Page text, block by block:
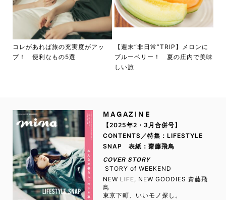
コレがあれば旅の充実度がアッ
プ！ 便利なもの5選
【週末“非日常”TRIP】メロンに
ブルーベリー！ 夏の庄内で美味
しい旅
MAGAZINE
【2025年2・3月合併号】
CONTENTS／特集：LIFESTYLE
SNAP 表紙：齋藤飛鳥
COVER STORY
STORY of WEEKEND
NEW LIFE, NEW GOODIES 齋藤飛
鳥
東京下町、いいモノ探し。